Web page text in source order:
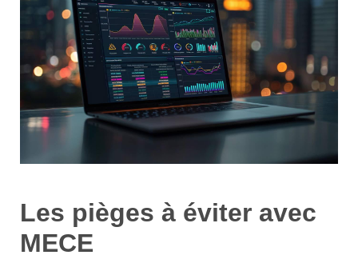
Les pièges à éviter avec
MECE